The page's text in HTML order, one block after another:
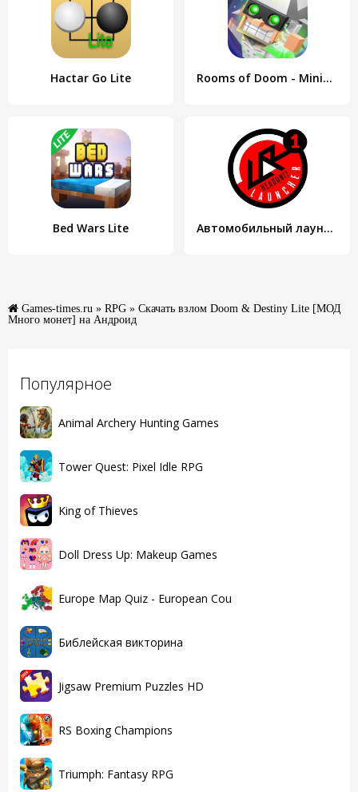
Популярное
Animal Archery Hunting Games
Tower Quest: Pixel Idle RPG
King of Thieves
Doll Dress Up: Makeup Games
Europe Map Quiz - European Cou
Библейская викторина
Jigsaw Premium Puzzles HD
RS Boxing Champions
Triumph: Fantasy RPG
Hactar Go Lite Rooms of Doom - Minion Madness
Bed Wars Lite Автомобильный лаунчер №1 для Total Launcher
Games-times.ru » RPG » Скачать взлом Doom & Destiny Lite [МОД
Много монет] на Андроид